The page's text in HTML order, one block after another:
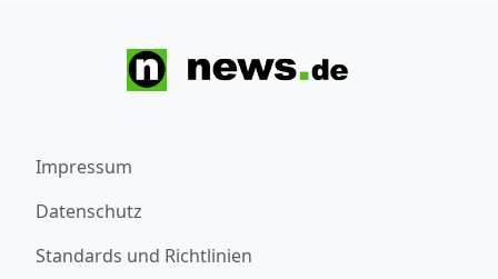
Impressum
Datenschutz
Standards und Richtlinien